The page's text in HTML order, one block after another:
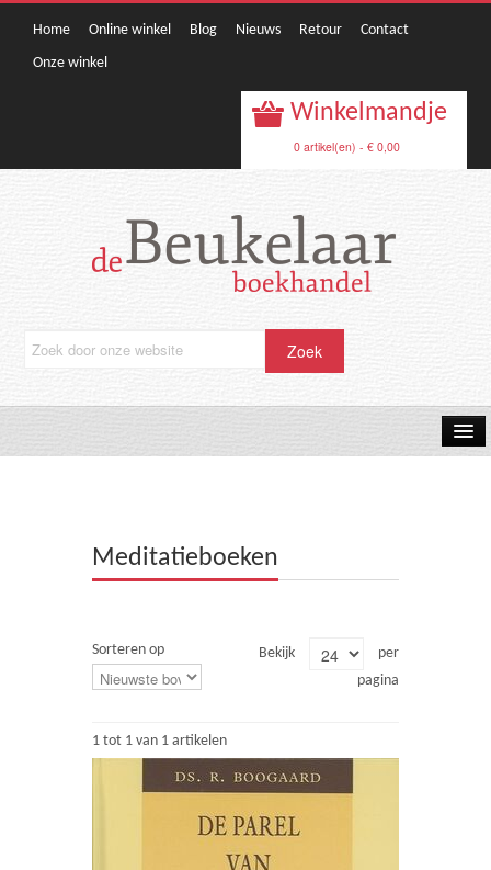
Home Online winkel Blog Nieuws Retour
Contact
Onze winkel
Winkelmandje
0 artikel(en) - € 0,00
Kinderen en Jeugd
Meditatieboeken
Sorteren op Bekijk
per
pagina
1 tot 1 van 1 artikelen